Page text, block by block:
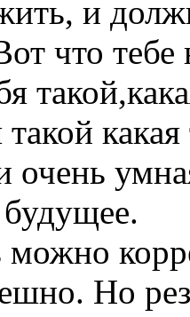
и
что тебе
очень
будущее.
Но